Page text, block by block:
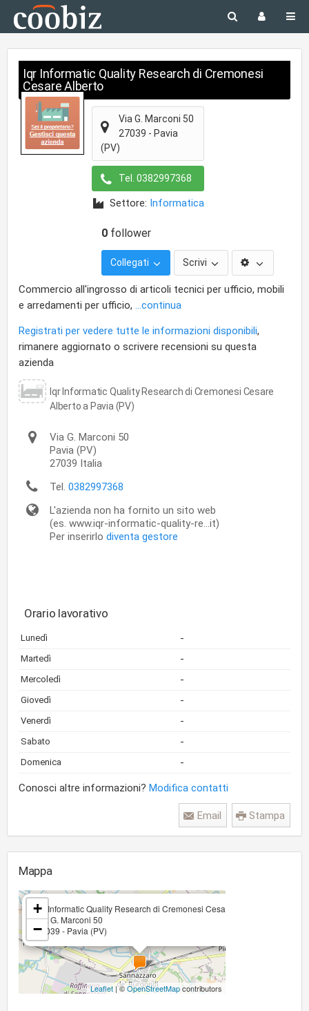
Iqr Informatic Quality Research di Cremonesi
Cesare Alberto
Via G. Marconi 50
27039 - Pavia
(PV)
Tel. 0382997368
Settore: Informatica
0 follower
Collegati Scrivi
Commercio all'ingrosso di articoli tecnici per ufficio, mobili
e arredamenti per ufficio, ...continua
Registrati per vedere tutte le informazioni disponibili,
rimanere aggiornato o scrivere recensioni su questa
azienda
Iqr Informatic Quality Research di Cremonesi Cesare
Alberto a Pavia (PV)
Via G. Marconi 50
Pavia (PV)
27039 Italia
Tel. 0382997368
L'azienda non ha fornito un sito web
(es. www.iqr-informatic-quality-re...it)
Per inserirlo diventa gestore
Orario lavorativo
Lunedì -
Martedì -
Mercoledì -
Giovedì -
Venerdì -
Sabato -
Domenica -
Conosci altre informazioni? Modifica contatti
Stampa
Email
Mappa
Iqr Informatic Quality Research di Cremonesi Cesare Alberto
Via G. Marconi 50
27039 - Pavia (PV)
+
−
Leaflet| ©OpenStreetMapcontributors